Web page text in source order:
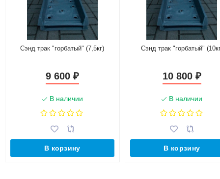
Сэнд трак "горбатый" (7,5кг)
9 600 ₽
В наличии
В корзину
Сэнд трак "горбатый"
10 800 ₽
В наличии
В корзину